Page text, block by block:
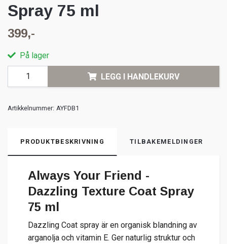
Spray 75 ml
399,-
På lager
LEGG I HANDLEKURV
Artikkelnummer: AYFDB1
PRODUKTBESKRIVNING TILBAKEMELDINGER
Always Your Friend -
Dazzling Texture Coat Spray
75 ml
Dazzling Coat spray är en organisk blandning av
arganolja och vitamin E. Ger naturlig struktur och